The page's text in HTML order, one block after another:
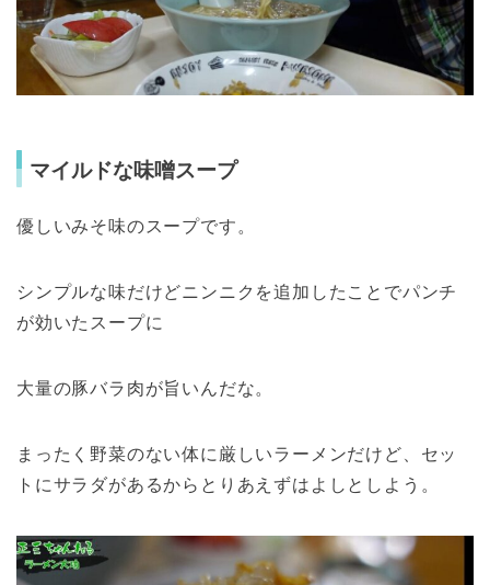
マイルドな味噌スープ
優しいみそ味のスープです。
シンプルな味だけどニンニクを追加したことでパンチ
が効いたスープに
大量の豚バラ肉が旨いんだな。
まったく野菜のない体に厳しいラーメンだけど、セッ
トにサラダがあるからとりあえずはよしとしよう。